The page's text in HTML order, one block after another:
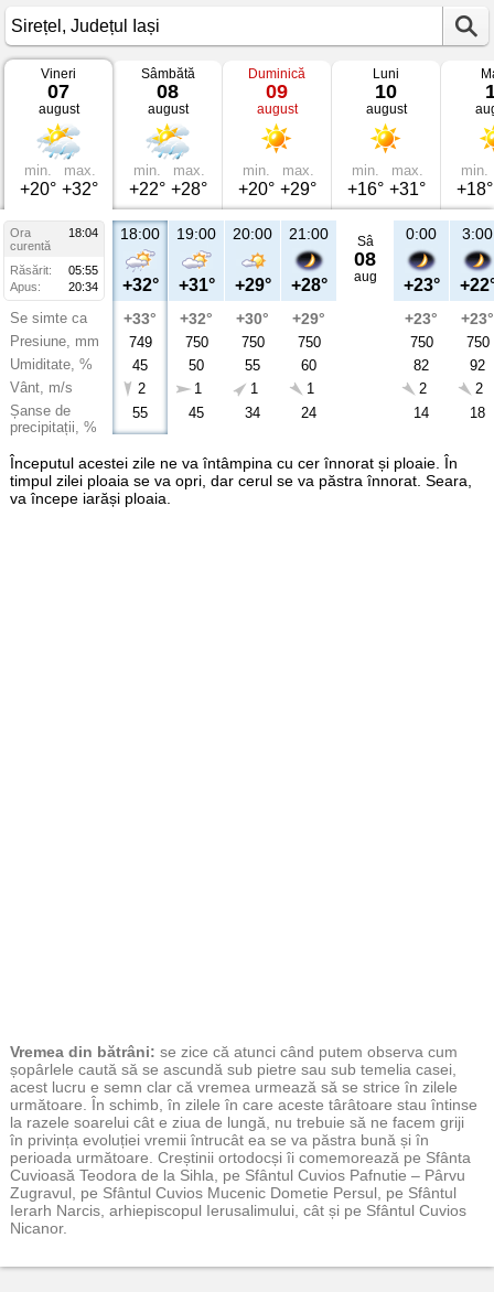
Vremea
Sirețel
Județul
Iași
Vineri
07
august
min.
+20°
max.
+32°
Sâmbătă
08
august
min.
+22°
max.
+28°
Duminică
09
august
min.
+20°
max.
+29°
Luni
10
august
min.
+16°
max.
+31°
min.
+18°
Ora
18:04
curentă
Răsărit:
05:55
Apus:
20:34
Se simte ca
Presiune, mm
Umiditate, %
Vânt, m/s
Șanse de
precipitații, %
18:00
+32°
+33°
749
45
2
55
19:00
+31°
+32°
750
50
1
45
20:00
+29°
+30°
750
55
1
34
21:00
+28°
+29°
750
60
1
24
Sâ
08
aug
0:00
+23°
+23°
750
82
2
14
3:00
+23°
750
92
2
18
Începutul acestei zile ne va întâmpina cu cer înnorat și ploaie. În
timpul zilei ploaia se va opri, dar cerul se va păstra înnorat. Seara,
va începe iarăși ploaia.
Vremea din bătrâni: se zice că atunci când putem observa cum
șopârlele caută să se ascundă sub pietre sau sub temelia casei,
acest lucru e semn clar că vremea urmează să se strice în zilele
următoare. În schimb, în zilele în care aceste târâtoare stau întinse
la razele soarelui cât e ziua de lungă, nu trebuie să ne facem griji
în privința evoluției vremii întrucât ea se va păstra bună și în
perioada următoare. Creștinii ortodocși îi comemorează pe Sfânta
Cuvioasă Teodora de la Sihla, pe Sfântul Cuvios Pafnutie – Pârvu
Zugravul, pe Sfântul Cuvios Mucenic Dometie Persul, pe Sfântul
Ierarh Narcis, arhiepiscopul Ierusalimului, cât și pe Sfântul Cuvios
Nicanor.